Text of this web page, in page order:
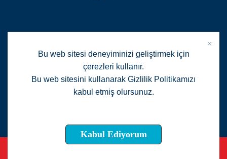
Bu web sitesi deneyiminizi geliştirmek için
çerezleri kullanır.
Bu web sitesini kullanarak Gizlilik Politikamızı
kabul etmiş olursunuz.
Kabul Ediyorum
Copyright © 2024GUHEM. Powered By